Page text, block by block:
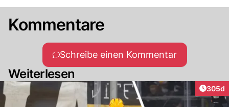
Kommentare
Schreibe einen Kommentar
Weiterlesen
305d